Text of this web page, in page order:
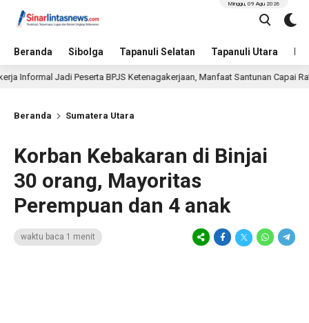
Beranda Sibolga Tapanuli Selatan Tapanuli Utara
Minggu, 09 Agu 2026
Jadi Peserta BPJS Ketenagakerjaan, Manfaat Santunan Capai Ratusan
Beranda Sumatera Utara
Korban Kebakaran di Binjai
30 orang, Mayoritas
Perempuan dan 4 anak
waktu baca 1 menit